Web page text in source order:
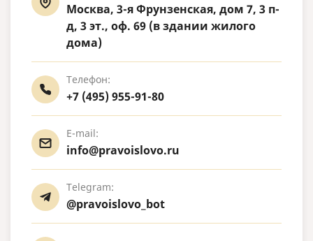
Москва, 3-я Фрунзенская, дом 7, 3 п-
д, 3 эт., оф. 69 (в здании жилого
дома)
Телефон:
+7 (495) 955-91-80
E-mail:
info@pravoislovo.ru
Telegram:
@pravoislovo_bot